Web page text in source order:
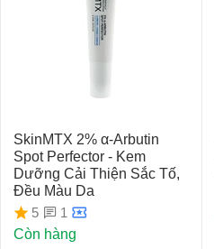
SkinMTX 2% α-Arbutin
Spot Perfector - Kem
Dưỡng Cải Thiện Sắc Tố,
Đều Màu Da
5
1
Còn hàng